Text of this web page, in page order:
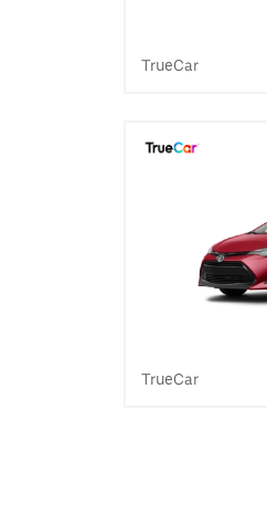
TrueCar
TrueCar